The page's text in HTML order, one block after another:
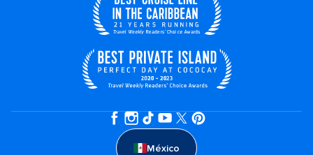
México